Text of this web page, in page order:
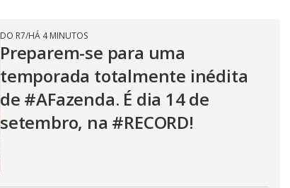
DO R7/HÁ 4 MINUTOS
Preparem-se para uma
temporada totalmente inédita
de #AFazenda. É dia 14 de
setembro, na #RECORD!